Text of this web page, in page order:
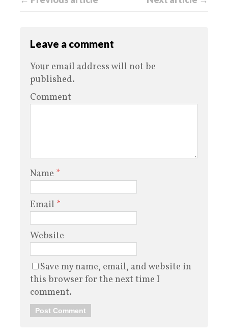
Leave a comment
Your email address will not be
published.
Comment
Name *
Email *
Website
Save my name, email, and website in
this browser for the next time I
comment.